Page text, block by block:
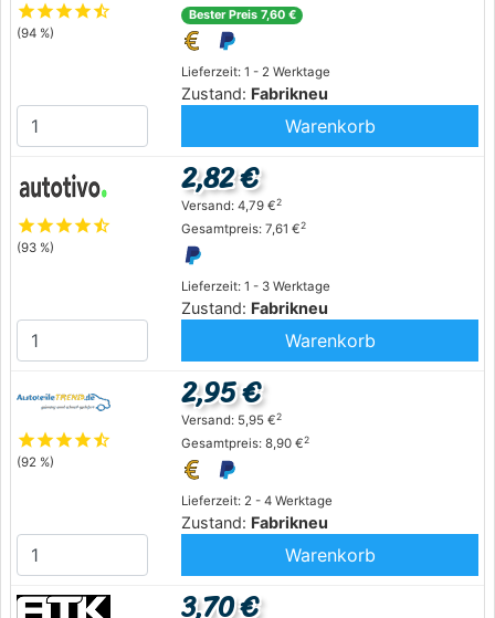
starstarstarstarstar_half
(94 %)
Lieferzeit: 1 - 2 Werktage
Zustand: Fabrikneu
Bester Preis 7,60 €
Warenkorb
starstarstarstarstar_half
(93 %)
Lieferzeit: 1 - 3 Werktage
Zustand: Fabrikneu
2,82 €
Versand: 4,79 €2
Gesamtpreis: 7,61 €2
Warenkorb
starstarstarstarstar_half
(92 %)
Lieferzeit: 2 - 4 Werktage
Zustand: Fabrikneu
2,95 €
Versand: 5,95 €2
Gesamtpreis: 8,90 €2
Warenkorb
3,70 €